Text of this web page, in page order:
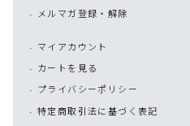
メルマガ登録・解除
マイアカウント
カートを見る
プライバシーポリシー
特定商取引法に基づく表記